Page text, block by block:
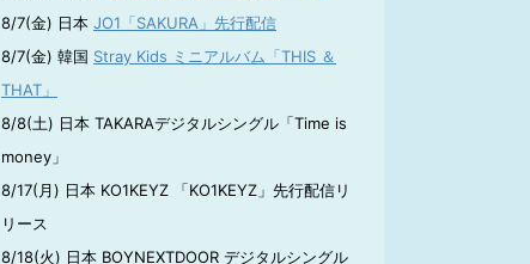
8/7(金) 日本 JO1「SAKURA」先行配信
8/7(金) 韓国 Stray Kids ミニアルバム「THIS ＆
THAT」
8/8(土) 日本 TAKARAデジタルシングル「Time is
money」
8/17(月) 日本 KO1KEYZ 「KO1KEYZ」先行配信リ
リース
8/18(火) 日本 BOYNEXTDOOR デジタルシングル